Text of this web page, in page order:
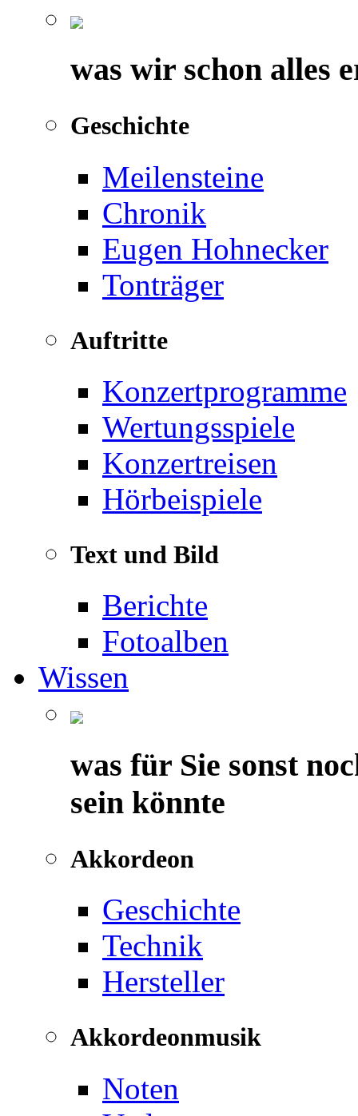
was wir schon alles
Geschichte
Meilensteine
Chronik
Eugen Hohnecker
Tonträger
Auftritte
Konzertprogramme
Wertungsspiele
Konzertreisen
Hörbeispiele
Text und Bild
Berichte
Fotoalben
Wissen
was für Sie sonst
sein könnte
Akkordeon
Geschichte
Technik
Hersteller
Akkordeonmusik
Noten